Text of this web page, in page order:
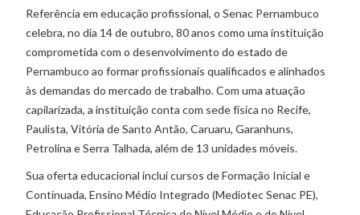
Referência em educação profissional, o Senac Pernambuco
celebra, no dia 14 de outubro, 80 anos como uma instituição
comprometida com o desenvolvimento do estado de
Pernambuco ao formar profissionais qualificados e alinhados
às demandas do mercado de trabalho. Com uma atuação
capilarizada, a instituição conta com sede física no Recife,
Paulista, Vitória de Santo Antão, Caruaru, Garanhuns,
Petrolina e Serra Talhada, além de 13 unidades móveis.
Sua oferta educacional inclui cursos de Formação Inicial e
Continuada, Ensino Médio Integrado (Mediotec Senac PE),